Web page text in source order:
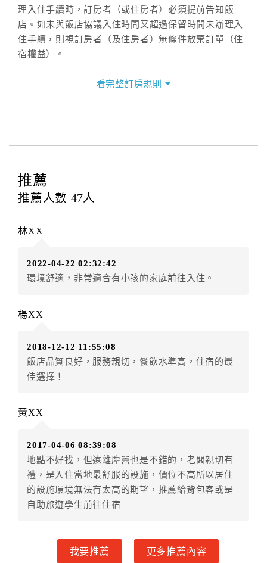
理入住手續時，訂房者（或住房者）必須提前告知飯
店。如未與飯店協議入住時間又超過保留時間未辦理入
住手續，則視訂房者（及住房者）無條件放棄訂單（住
宿權益）。
四、訂單異動
提出申辦不得異動訂單。
每筆訂單異動限定
辦理取消退款。
房者應補足差額。（限原訂飯店）
房者不得要求退其差額。（限原訂飯店）
額3個月
．訂房者使用「保留住宿金額」時，請注意！為避免飯
店客滿，敬請及早計畫，如逾時未提出申辦，視同無條
件放棄訂單（住宿權益）。 （限原訂飯店使用）
得辦理取消退款。
．訂單異動後，訂單費用總計小於原訂單費用總計時，
訂房者不得要求退其差額。限原訂飯店
六、取消訂單
訂房者因故取消訂單辦理退款，依下列標準申辦：
◎住房日1天前辦理者，訂單費用扣除總計45%為手續費
看完整訂房規則
推薦
推薦人數 47人
林XX
2022-04-22 02:32:42
環境舒適，非常適合有小孩的家庭前往入住。
楊XX
2018-12-12 11:55:08
飯店品質良好，服務親切，餐飲水準高，住宿的最
佳選擇！
黃XX
2017-04-06 08:39:08
地點不好找，但遠離塵囂也是不錯的，老闆親切有
禮，是入住當地最舒服的設施，價位不高所以居住
的設施環境無法有太高的期望，推薦給背包客或是
自助旅遊學生前往住宿
我要推薦 更多推薦內容